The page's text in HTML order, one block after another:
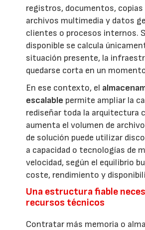
registros, documentos, copias
archivos multimedia y datos
clientes o procesos internos.
disponible se calcula
situación presente, la
quedarse corta en un
En ese contexto, el
escalable permite ampliar la
rediseñar toda la arquitectura
aumenta el volumen de
de solución puede utilizar
a capacidad o tecnologías de
velocidad, según el equilibrio
coste, rendimiento y
Una estructura fiable
recursos técnicos
Contratar más memoria o